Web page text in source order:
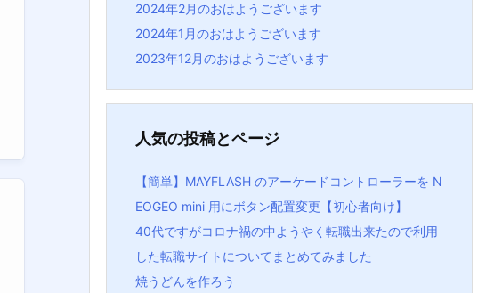
2024年2月のおはようございます
2024年1月のおはようございます
2023年12月のおはようございます
人気の投稿とページ
【簡単】MAYFLASH のアーケードコントローラーを N
EOGEO mini 用にボタン配置変更【初心者向け】
40代ですがコロナ禍の中ようやく転職出来たので利用
した転職サイトについてまとめてみました
焼うどんを作ろう